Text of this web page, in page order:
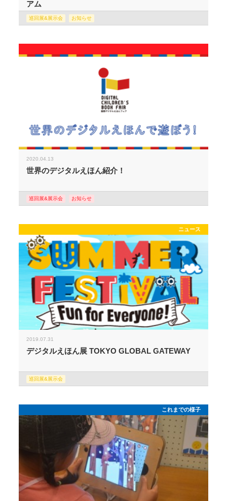
アム
巡回展&展示会 お知らせ
2020.04.13
世界のデジタルえほん紹介！
巡回展&展示会 お知らせ
ニュース
2019.07.31
デジタルえほん展 TOKYO GLOBAL GATEWAY
巡回展&展示会
これまでの様子